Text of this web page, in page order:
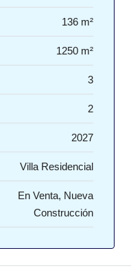
136 m²
1250 m²
3
2
2027
Villa Residencial
En Venta, Nueva
Construcción